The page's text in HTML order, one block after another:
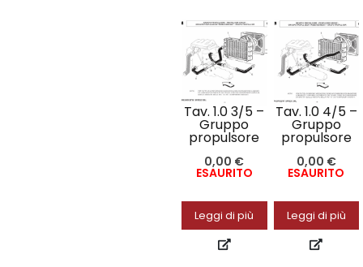
Tav. 1.0 3/5 –
Gruppo
propulsore
0,00 €
ESAURITO
Leggi di più
Tav. 1.0 4/5 –
Gruppo
propulsore
0,00 €
ESAURITO
Leggi di più